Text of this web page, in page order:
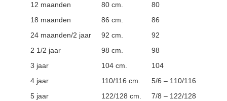
12 maanden
80 cm.
80
18 maanden
86 cm.
86
24 maanden/2 jaar
92 cm.
92
2 1/2 jaar
98 cm.
98
3 jaar
104 cm.
104
4 jaar
110/116 cm.
5/6 – 110/116
5 jaar
122/128 cm.
7/8 – 122/128